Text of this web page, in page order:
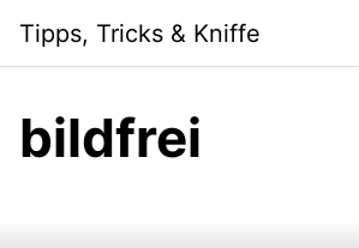
content
Tipps, Tricks & Kniffe
bildfrei